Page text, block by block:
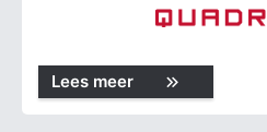
Lees meer